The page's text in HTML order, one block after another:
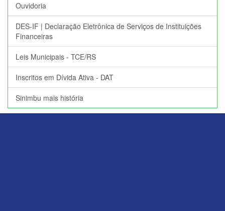
Ouvidoria
DES-IF | Declaração Eletrônica de Serviços de Instituições
Financeiras
Leis Municipais - TCE/RS
Inscritos em Dívida Ativa - DAT
Sinimbu mais história